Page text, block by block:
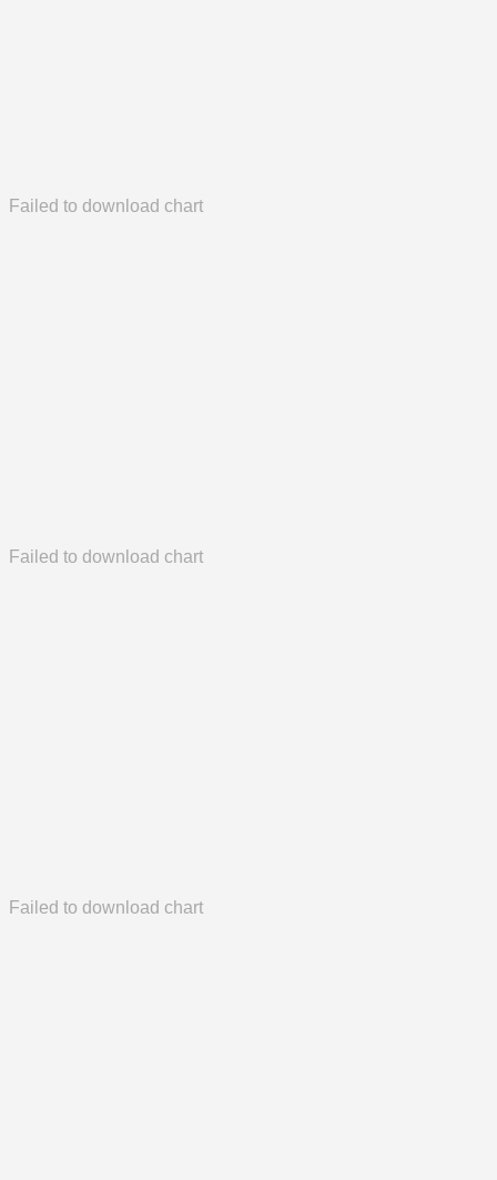
Failed to download chart
Failed to download chart
Failed to download chart